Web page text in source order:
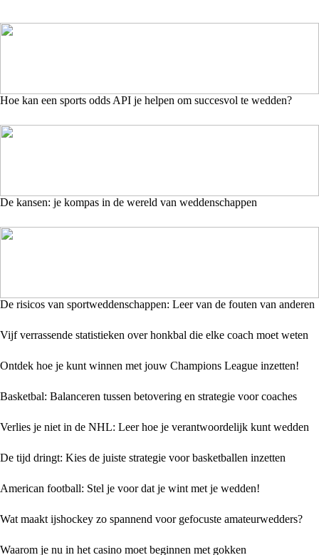
Hoe kan een sports odds API je helpen om succesvol te wedden?
De kansen: je kompas in de wereld van weddenschappen
De risicos van sportweddenschappen: Leer van de fouten van anderen
Vijf verrassende statistieken over honkbal die elke coach moet weten
Ontdek hoe je kunt winnen met jouw Champions League inzetten!
Basketbal: Balanceren tussen betovering en strategie voor coaches
Verlies je niet in de NHL: Leer hoe je verantwoordelijk kunt wedden
De tijd dringt: Kies de juiste strategie voor basketballen inzetten
American football: Stel je voor dat je wint met je wedden!
Wat maakt ijshockey zo spannend voor gefocuste amateurwedders?
Waarom je nu in het casino moet beginnen met gokken